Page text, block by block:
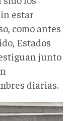
estar
como antes
Estados
junto
diarias.